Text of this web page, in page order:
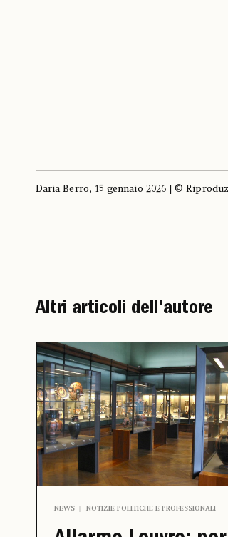
Daria Berro, 15 gennaio 2026 | ©
Altri articoli dell'autore
NEWS NOTIZIE POLITICHE E PROFESSIONALI